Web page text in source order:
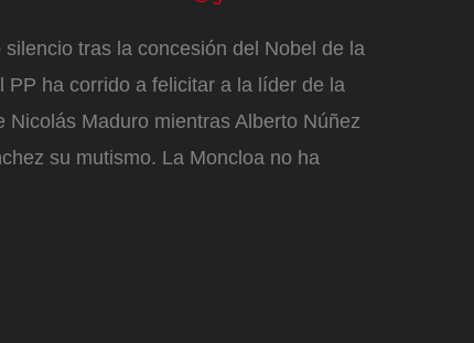
tras la concesión del Nobel de la
ha corrido a felicitar a la líder de la
Nicolás Maduro mientras Alberto Núñez
su mutismo. La Moncloa no ha